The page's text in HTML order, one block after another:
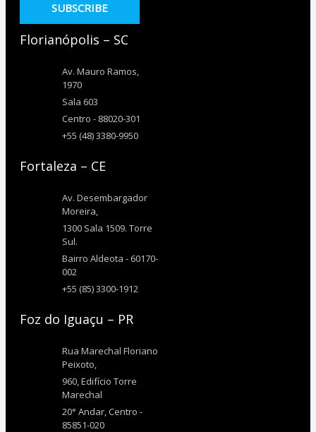
SUBSCRIBE
Florianópolis – SC
Av. Mauro Ramos,
1970
Sala 603
Centro - 88020-301
+55 (48) 3380-9950
Fortaleza – CE
Av. Desembargador
Moreira,
1300 Sala 1509. Torre
Sul.
Bairro Aldeota - 60170-
002
+55 (85) 3300-1912
Foz do Iguaçu – PR
Rua Marechal Floriano
Peixoto,
960, Edifício Torre
Marechal
20° Andar, Centro -
85851-020